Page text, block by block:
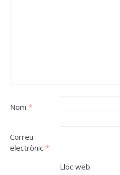
Nom *
Correu
electrònic *
Lloc web